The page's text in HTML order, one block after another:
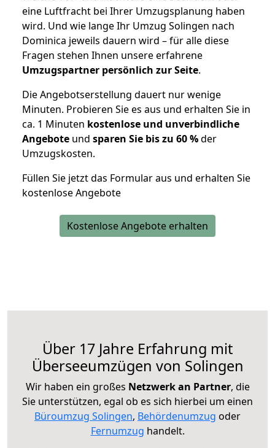
eine Luftfracht bei Ihrer Umzugsplanung haben
wird. Und wie lange Ihr Umzug Solingen nach
Dominica jeweils dauern wird – für alle diese
Fragen stehen Ihnen unsere erfahrene
Umzugspartner persönlich zur Seite.
Die Angebotserstellung dauert nur wenige
Minuten. Probieren Sie es aus und erhalten Sie in
ca. 1 Minuten kostenlose und unverbindliche
Angebote und sparen Sie bis zu 60 %der
Umzugskosten.
Füllen Sie jetzt das Formular aus und erhalten Sie
kostenlose Angebote
Kostenlose Angebote erhalten
Über 17 Jahre Erfahrung mit
Überseeumzügen von Solingen
Wir haben ein großes Netzwerk an Partner, die
Sie unterstützen, egal ob es sich hierbei um einen
Büroumzug Solingen, Behördenumzug oder
Fernumzug handelt.